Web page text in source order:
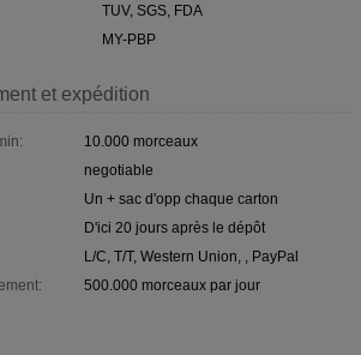
TUV, SGS, FDA
MY-PBP
et expédition
10.000 morceaux
negotiable
Un + sac d'opp chaque carton
D'ici 20 jours après le dépôt
L/C, T/T, Western Union, , PayPal
500.000 morceaux par jour